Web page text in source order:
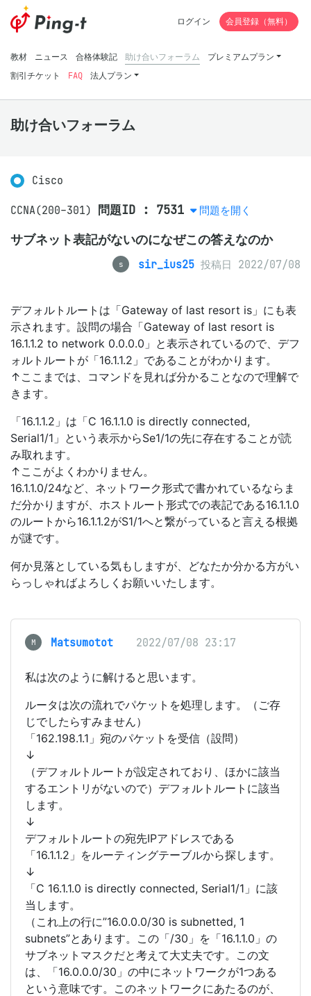
教材 ニュース 合格体験記 助け合いフォーラム
プレミアムプラン
割引チケット
FAQ 法人プラン
ログイン 会員登録（無料）
助け合いフォーラム
Cisco
CCNA(200-301) 問題ID : 7531 問題を開く
サブネット表記がないのになぜこの答えなのか
s sir_ius25 投稿日 2022/07/08
デフォルトルートは「Gateway of last resort is」にも表
示されます。設問の場合「Gateway of last resort is
16.1.1.2 to network 0.0.0.0」と表示されているので、デフ
ォルトルートが「16.1.1.2」であることがわかります。
↑ここまでは、コマンドを見れば分かることなので理解で
きます。
「16.1.1.2」は「C 16.1.1.0 is directly connected,
Serial1/1」という表示からSe1/1の先に存在することが読
み取れます。
↑ここがよくわかりません。
16.1.1.0/24など、ネットワーク形式で書かれているならま
だ分かりますが、ホストルート形式での表記である16.1.1.0
のルートから16.1.1.2がS1/1へと繋がっていると言える根拠
が謎です。
何か見落としている気もしますが、どなたか分かる方がい
らっしゃればよろしくお願いいたします。
M Matsumotot 2022/07/08 23:17
私は次のように解けると思います。
ルータは次の流れでパケットを処理します。（ご存
じでしたらすみません）
「162.198.1.1」宛のパケットを受信（設問）
↓
（デフォルトルートが設定されており、ほかに該当
するエントリがないので）デフォルトルートに該当
します。
↓
デフォルトルートの宛先IPアドレスである
「16.1.1.2」をルーティングテーブルから探します。
↓
「C 16.1.1.0 is directly connected, Serial1/1」に該
当します。
（これ上の行に”16.0.0.0/30 is subnetted, 1
subnets”とあります。この「/30」を「16.1.1.0」の
サブネットマスクだと考えて大丈夫です。この文
は、「16.0.0.0/30」の中にネットワークが1つある
という意味です。このネットワークにあたるのが、